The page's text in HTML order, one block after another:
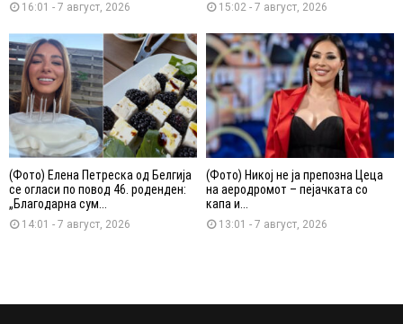
16:01 - 7 август, 2026 15:02 - 7 август, 2026
(Фото) Елена Петреска од Белгија
се огласи по повод 46. роденден:
„Благодарна сум...
14:01 - 7 август, 2026
(Фото) Никој не ја препозна Цеца
на аеродромот – пејачката со
капа и...
13:01 - 7 август, 2026